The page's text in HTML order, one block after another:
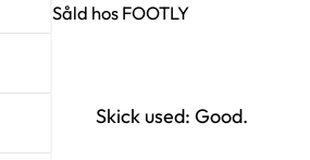
Såld hos FOOTLY
Skick used: Good.